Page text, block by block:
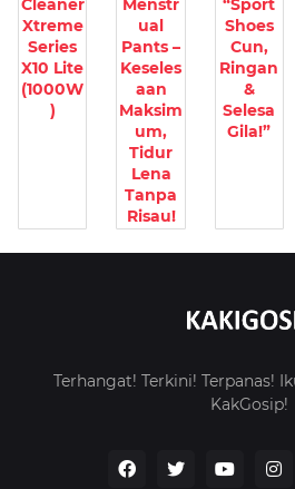
Cleaner
Xtreme
Series
X10 Lite
(1000W
)
Menstr
ual
Pants –
Keseles
aan
Maksim
um,
Tidur
Lena
Tanpa
Risau!
“Sport
Shoes
Cun,
Ringan
&
Selesa
Gila!”
Terhangat! Terkini! Terpanas!
KakGosip!